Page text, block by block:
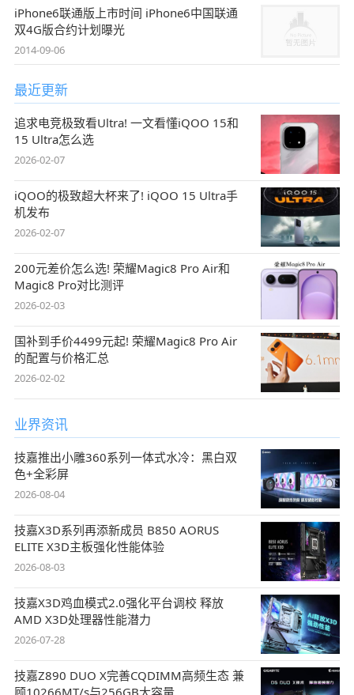
iPhone6联通版上市时间 iPhone6中国联通
双4G版合约计划曝光
2014-09-06
最近更新
追求电竞极致看Ultra! 一文看懂iQOO 15和
15 Ultra怎么选
2026-02-07
iQOO的极致超大杯来了! iQOO 15 Ultra手
机发布
2026-02-07
200元差价怎么选! 荣耀Magic8 Pro Air和
Magic8 Pro对比测评
2026-02-03
国补到手价4499元起! 荣耀Magic8 Pro Air
的配置与价格汇总
2026-02-02
业界资讯
技嘉推出小雕360系列一体式水冷：黑白双
色+全彩屏
2026-08-04
技嘉X3D系列再添新成员 B850 AORUS
ELITE X3D主板强化性能体验
2026-08-03
技嘉X3D鸡血模式2.0强化平台调校 释放
AMD X3D处理器性能潜力
2026-07-28
技嘉Z890 DUO X完善CQDIMM高频生态 兼